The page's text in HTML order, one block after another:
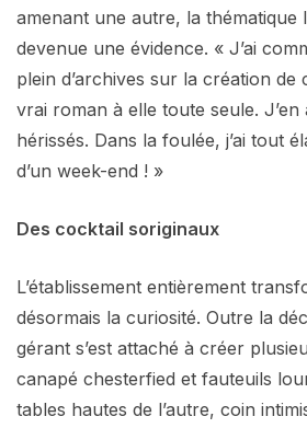
amenant une autre, la thématique
devenue une évidence. « J’ai
plein d’archives sur la création de
vrai roman à elle toute seule. J’en
hérissés. Dans la foulée, j’ai tout
d’un week-end ! »
Des cocktail soriginaux
L’établissement entièrement
désormais la curiosité. Outre la
gérant s’est attaché à créer
canapé chesterfied et fauteuils
tables hautes de l’autre, coin